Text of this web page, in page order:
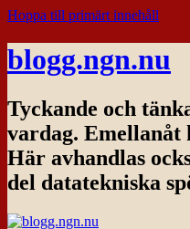
Hoppa till primärt innehåll
blogg.ngn.nu
Tyckande och
vardag. Emellanåt
Här avhandlas
del datatekniska